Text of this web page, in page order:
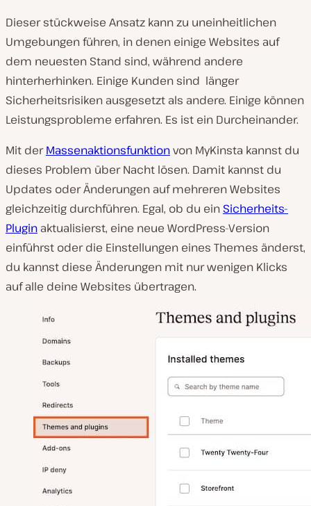
Dieser stückweise Ansatz kann zu uneinheitlichen
Umgebungen führen, in denen einige Websites auf
dem neuesten Stand sind, während andere
hinterherhinken. Einige Kunden sind länger
Sicherheitsrisiken ausgesetzt als andere. Einige können
Leistungsprobleme erfahren. Es ist ein Durcheinander.
Mit derMassenaktionsfunktionvon MyKinsta kannst du
dieses Problem über Nacht lösen. Damit kannst du
Updates oder Änderungen auf mehreren Websites
gleichzeitig durchführen. Egal, ob du ein Sicherheits-
Plugin aktualisierst, eine neue WordPress-Version
einführst oder die Einstellungen eines Themes änderst,
du kannst diese Änderungen mit nur wenigen Klicks
auf alle deine Websites übertragen.